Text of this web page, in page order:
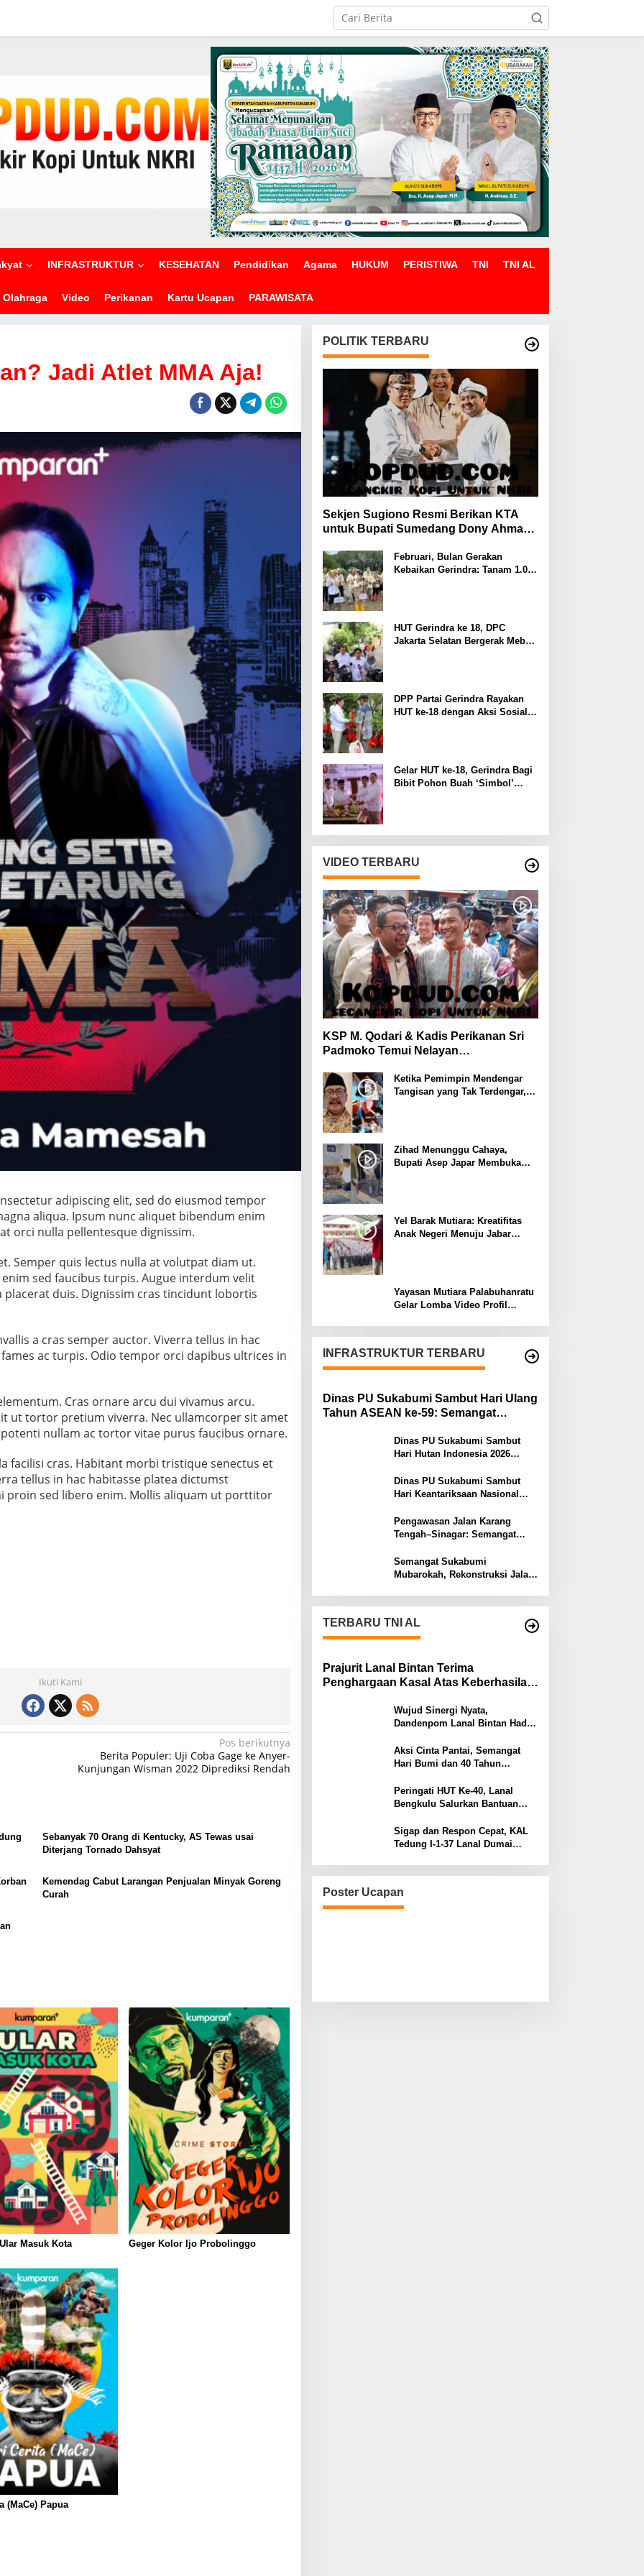
INFRASTRUKTUR KESEHATAN Pendidikan Agama HUKUM PERISTIWA TNI TNI AL
Olahraga Video Perikanan Kartu Ucapan PARAWISATA
Jadi Atlet MMA Aja!
adipiscing elit, sed do eiusmod tempor
aliqua. Ipsum nunc aliquet bibendum enim
orci nulla pellentesque dignissim.
Semper quis lectus nulla at volutpat diam ut.
sed faucibus turpis. Augue interdum velit
placerat duis. Dignissim cras tincidunt lobortis
a cras semper auctor. Viverra tellus in hac
ac turpis. Odio tempor orci dapibus ultrices in
Cras ornare arcu dui vivamus arcu.
ut tortor pretium viverra. Nec ullamcorper sit amet
nullam ac tortor vitae purus faucibus ornare.
facilisi cras. Habitant morbi tristique senectus et
tellus in hac habitasse platea dictumst
proin sed libero enim. Mollis aliquam ut porttitor
Ikuti Kami
Pos berikutnya
Berita Populer: Uji Coba Gage ke Anyer-
Kunjungan Wisman 2022 Diprediksi Rendah
Sebanyak 70 Orang di Kentucky, AS Tewas usai
Diterjang Tornado Dahsyat
Kemendag Cabut Larangan Penjualan Minyak Goreng
Curah
Masuk Kota Geger Kolor Ijo Probolinggo
(MaCe) Papua
POLITIK TERBARU
Sekjen Sugiono Resmi Berikan KTA
untuk Bupati Sumedang Dony Ahmad
Februari, Bulan Gerakan
Kebaikan Gerindra: Tanam 1.000
HUT Gerindra ke 18, DPC
Jakarta Selatan Bergerak Meberi
DPP Partai Gerindra Rayakan
HUT ke-18 dengan Aksi Sosial
Gelar HUT ke-18, Gerindra Bagi
Bibit Pohon Buah ‘Simbol’
VIDEO TERBARU
KSP M. Qodari & Kadis Perikanan Sri
Padmoko Temui Nelayan
Ketika Pemimpin Mendengar
Tangisan yang Tak Terdengar,
Zihad Menunggu Cahaya,
Bupati Asep Japar Membuka
Yel Barak Mutiara: Kreatifitas
Anak Negeri Menuju Jabar
Yayasan Mutiara Palabuhanratu
Gelar Lomba Video Profil
INFRASTRUKTUR TERBARU
Dinas PU Sukabumi Sambut Hari Ulang
Tahun ASEAN ke-59: Semangat
BerkelanjutanDinas PU Sukabumi Sambut
Hari Hutan Indonesia 2026
Masa Depan
Dinas PU Sukabumi Sambut
Hari Keantariksaan Nasional
Bangun Negeri Menuju Masa
Depan
Pengawasan Jalan Karang
Tengah–Sinagar: Semangat
Semangat Sukabumi
Mubarokah, Rekonstruksi Jalan
TERBARU TNI AL
Prajurit Lanal Bintan Terima
Penghargaan Kasal Atas Keberhasilan
Wujud Sinergi Nyata,
Dandenpom Lanal Bintan Hadiri
Tanjungpinang
Aksi Cinta Pantai, Semangat
Hari Bumi dan 40 Tahun
Peringati HUT Ke-40, Lanal
Bengkulu Salurkan Bantuan
Sigap dan Respon Cepat, KAL
Tedung I-1-37 Lanal Dumai
Poster Ucapan